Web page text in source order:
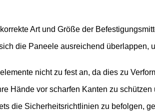
Art und Größe der
die Paneele ausreichend
nicht zu fest an, da dies zu
Hände vor scharfen Kanten zu
die Sicherheitsrichtlinien zu befolgen,